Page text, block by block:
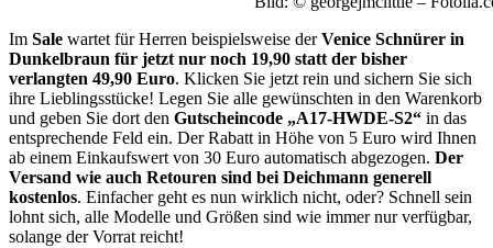
Im Sale wartet für Herren beispielsweise derVenice Schnürer in
Dunkelbraun für jetzt nur noch 19,90 statt der bisher
verlangten 49,90 Euro. Klicken Sie jetzt rein und sichern Sie sich
ihre Lieblingsstücke! Legen Sie alle gewünschten in den Warenkorb
und geben Sie dort den Gutscheincode „A17-HWDE-S2“ in das
entsprechende Feld ein. Der Rabatt in Höhe von 5 Euro wird Ihnen
ab einem Einkaufswert von 30 Euro automatisch abgezogen. Der
Versand wie auch Retouren sind bei Deichmann generell
kostenlos. Einfacher geht es nun wirklich nicht, oder? Schnell sein
lohnt sich, alle Modelle und Größen sind wie immer nur verfügbar,
solange der Vorrat reicht!